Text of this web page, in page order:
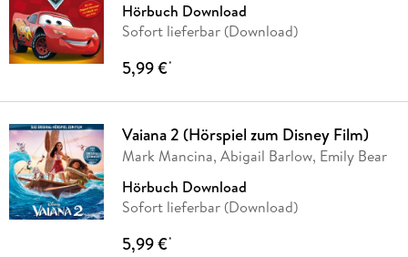
Hörbuch Download
Sofort lieferbar (Download)
5,99 €*
Vaiana 2 (Hörspiel zum Disney Film)
Mark Mancina, Abigail Barlow, Emily Bear
Hörbuch Download
Sofort lieferbar (Download)
5,99 €*